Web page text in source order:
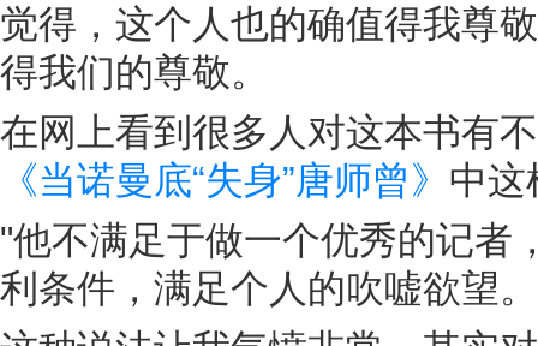
觉得，这个人也的确值得我尊
得我们的尊敬。
在网上看到很多人对这本书有
《当诺曼底“失身”唐师曾》 中这
"他不满足于做一个优秀的记者
利条件，满足个人的吹嘘欲望